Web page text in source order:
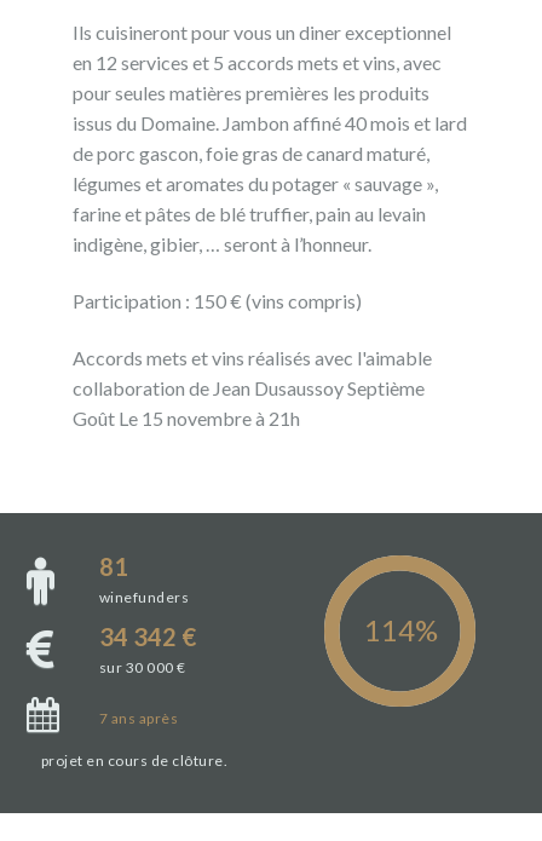
Ils cuisineront pour vous un diner exceptionnel
en 12 services et 5 accords mets et vins, avec
pour seules matières premières les produits
issus du Domaine. Jambon affiné 40 mois et lard
de porc gascon, foie gras de canard maturé,
légumes et aromates du potager « sauvage »,
farine et pâtes de blé truffier, pain au levain
indigène, gibier, … seront à l’honneur.
Participation : 150 € (vins compris)
Accords mets et vins réalisés avec l'aimable
collaboration de Jean Dusaussoy Septième
Goût Le 15 novembre à 21h
81
winefunders
34 342 €
sur 30 000 €
7 ans après
projet en cours de clôture.